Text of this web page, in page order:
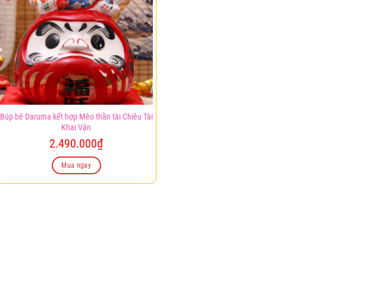
Búp bê Daruma kết hợp Mèo thần tài Chiêu Tài
Khai Vận
2.490.000₫
Mua ngay